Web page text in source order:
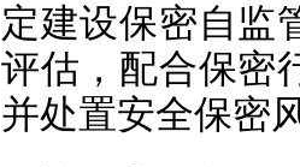
定建设保密自监
评估，配合保密
并处置安全保密